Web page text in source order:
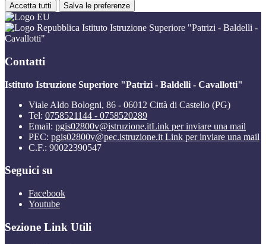
Accetta tutti Salva le preferenze
Istituto Istruzione Superiore "Patrizi - Baldelli -
Cavallotti"
Contatti
Istituto Istruzione Superiore "Patrizi - Baldelli - Cavallotti"
Viale Aldo Bologni, 86 - 06012 Città di Castello (PG)
Tel: 0758521144 - 0758520289
Email: pgis02800v@istruzione.itLink per inviare una mail
PEC: pgis02800v@pec.istruzione.it Link per inviare una mail
C.F.: 90022390547
Seguici su
Facebook
Youtube
Sezione Link Utili